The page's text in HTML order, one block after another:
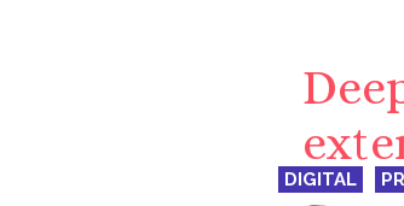
DIGITAL